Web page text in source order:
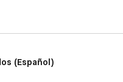
(Español)